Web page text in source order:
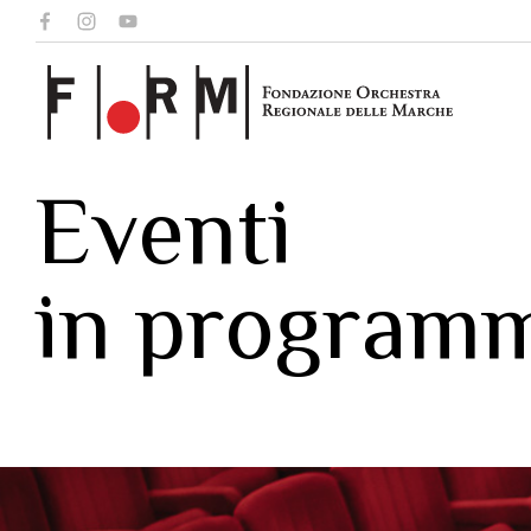
Eventi
in